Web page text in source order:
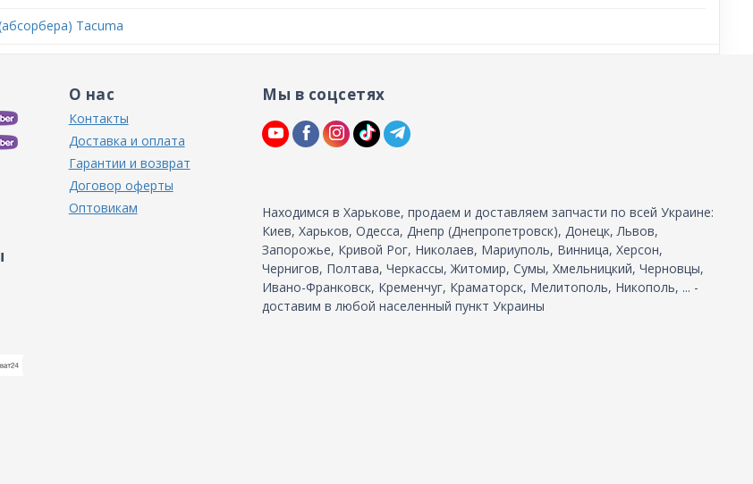
Tacuma
О нас
Контакты
Доставка и оплата
Гарантии и возврат
Договор оферты
Оптовикам
Мы в соцсетях
Находимся в Харькове, продаем и доставляем запчасти по всей Украине:
Киев, Харьков, Одесса, Днепр (Днепропетровск), Донецк, Львов,
Запорожье, Кривой Рог, Николаев, Мариуполь, Винница, Херсон,
Чернигов, Полтава, Черкассы, Житомир, Сумы, Хмельницкий, Черновцы,
Ивано-Франковск, Кременчуг, Краматорск, Мелитополь, Никополь, ... -
доставим в любой населенный пункт Украины